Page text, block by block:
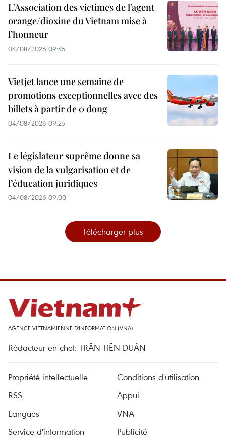
L’Association des victimes de l’agent
orange/dioxine du Vietnam mise à
l’honneur
04/08/2026 09:45
Vietjet lance une semaine de
promotions exceptionnelles avec des
billets à partir de 0 dong
04/08/2026 09:25
Le législateur suprême donne sa
vision de la vulgarisation et de
l’éducation juridiques
04/08/2026 09:00
Télécharger plus
AGENCE VIETNAMIENNE D'INFORMATION (VNA)
Rédacteur en chef: TRÂN TIÊN DUÂN
Propriété intellectuelle
Conditions d'utilisation
RSS
Appui
Langues
VNA
Service d'information
Publicité